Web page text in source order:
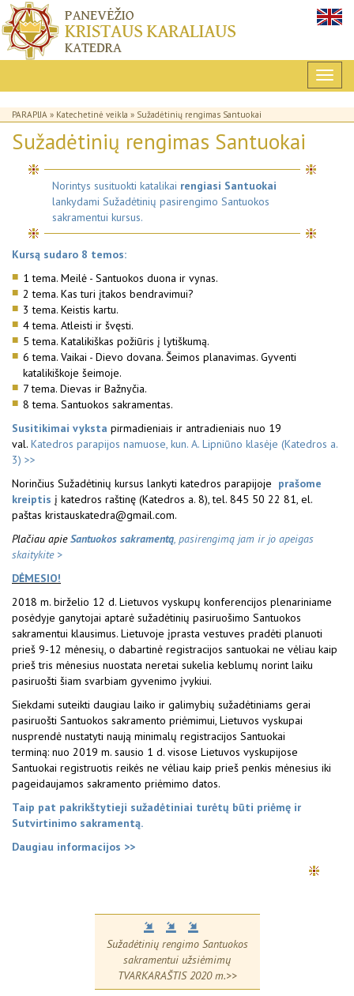
PARAPIJA » Katechetinė veikla » Sužadėtinių rengimas Santuokai
Sužadėtinių rengimas Santuokai
Norintys susituokti katalikai rengiasi Santuokai
lankydami Sužadėtinių pasirengimo Santuokos
sakramentui kursus.
Kursą sudaro 8 temos:
1 tema. Meilė - Santuokos duona ir vynas.
2 tema. Kas turi įtakos bendravimui?
3 tema. Keistis kartu.
4 tema. Atleisti ir švęsti.
5 tema. Katalikiškas požiūris į lytiškumą.
6 tema. Vaikai - Dievo dovana. Šeimos planavimas. Gyventi
katalikiškoje šeimoje.
7 tema. Dievas ir Bažnyčia.
8 tema. Santuokos sakramentas.
Susitikimai vyksta pirmadieniais ir antradieniais nuo 19
val. Katedros parapijos namuose, kun. A. Lipniūno klasėje (Katedros a.
3) >>
Norinčius Sužadėtinių kursus lankyti katedros parapijoje prašome
kreiptis į katedros raštinę (Katedros a. 8), tel. 845 50 22 81, el.
paštas kristauskatedra@gmail.com.
Plačiau apieSantuokos sakramentą, pasirengimą jam ir jo apeigas
skaitykite >
DĖMESIO!
2018 m. birželio 12 d. Lietuvos vyskupų konferencijos plenariniame
posėdyje ganytojai aptarė sužadėtinių pasiruošimo Santuokos
sakramentui klausimus. Lietuvoje įprasta vestuves pradėti planuoti
prieš 9-12 mėnesių, o dabartinė registracijos santuokai ne vėliau kaip
prieš tris mėnesius nuostata neretai sukelia keblumų norint laiku
pasiruošti šiam svarbiam gyvenimo įvykiui.
Siekdami suteikti daugiau laiko ir galimybių sužadėtiniams gerai
pasiruošti Santuokos sakramento priėmimui, Lietuvos vyskupai
nusprendė nustatyti naują minimalų registracijos Santuokai
terminą: nuo 2019 m. sausio 1 d. visose Lietuvos vyskupijose
Santuokai registruotis reikės ne vėliau kaip prieš penkis mėnesius iki
pageidaujamos sakramento priėmimo datos.
Taip pat pakrikštytieji sužadėtiniai turėtų būti priėmę ir
Sutvirtinimo sakramentą.
Daugiau informacijos >>
Sužadėtinių rengimo Santuokos
sakramentui užsiėmimų
TVARKARAŠTIS 2020 m.>>